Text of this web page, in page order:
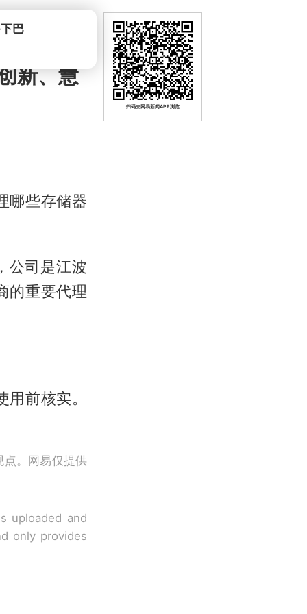
新、慧
哪些存储器
公司是江波
的重要代理
前核实。
点。网易仅提供
uploaded and
only provides
扫码去网易新闻APP浏览